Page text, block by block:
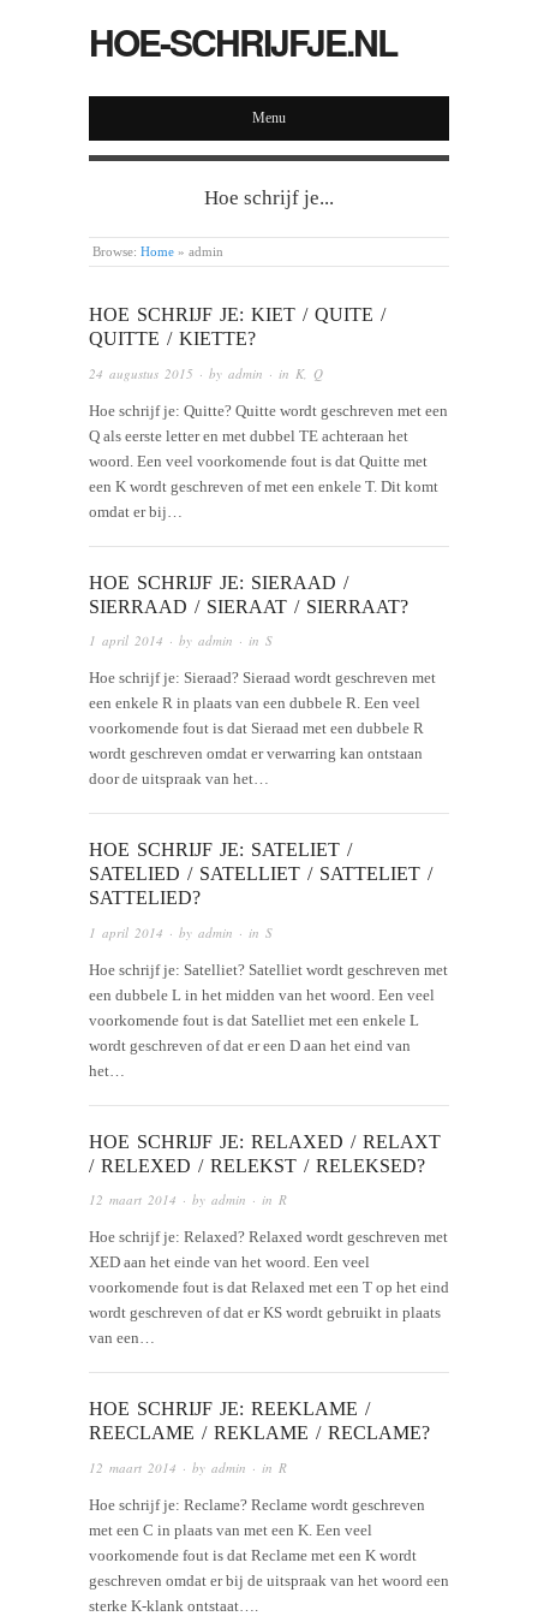
HOE-SCHRIJFJE.NL
Menu
Hoe schrijf je...
Browse: Home » admin
HOE SCHRIJF JE: KIET / QUITE /
QUITTE / KIETTE?
24 augustus 2015 · by admin · in K, Q
Hoe schrijf je: Quitte? Quitte wordt geschreven met een
Q als eerste letter en met dubbel TE achteraan het
woord. Een veel voorkomende fout is dat Quitte met
een K wordt geschreven of met een enkele T. Dit komt
omdat er bij…
HOE SCHRIJF JE: SIERAAD /
SIERRAAD / SIERAAT / SIERRAAT?
1 april 2014 · by admin · in S
Hoe schrijf je: Sieraad? Sieraad wordt geschreven met
een enkele R in plaats van een dubbele R. Een veel
voorkomende fout is dat Sieraad met een dubbele R
wordt geschreven omdat er verwarring kan ontstaan
door de uitspraak van het…
HOE SCHRIJF JE: SATELIET /
SATELIED / SATELLIET / SATTELIET /
SATTELIED?
1 april 2014 · by admin · in S
Hoe schrijf je: Satelliet? Satelliet wordt geschreven met
een dubbele L in het midden van het woord. Een veel
voorkomende fout is dat Satelliet met een enkele L
wordt geschreven of dat er een D aan het eind van
het…
HOE SCHRIJF JE: RELAXED / RELAXT
/ RELEXED / RELEKST / RELEKSED?
12 maart 2014 · by admin · in R
Hoe schrijf je: Relaxed? Relaxed wordt geschreven met
XED aan het einde van het woord. Een veel
voorkomende fout is dat Relaxed met een T op het eind
wordt geschreven of dat er KS wordt gebruikt in plaats
van een…
HOE SCHRIJF JE: REEKLAME /
REECLAME / REKLAME / RECLAME?
12 maart 2014 · by admin · in R
Hoe schrijf je: Reclame? Reclame wordt geschreven
met een C in plaats van met een K. Een veel
voorkomende fout is dat Reclame met een K wordt
geschreven omdat er bij de uitspraak van het woord een
sterke K-klank ontstaat….